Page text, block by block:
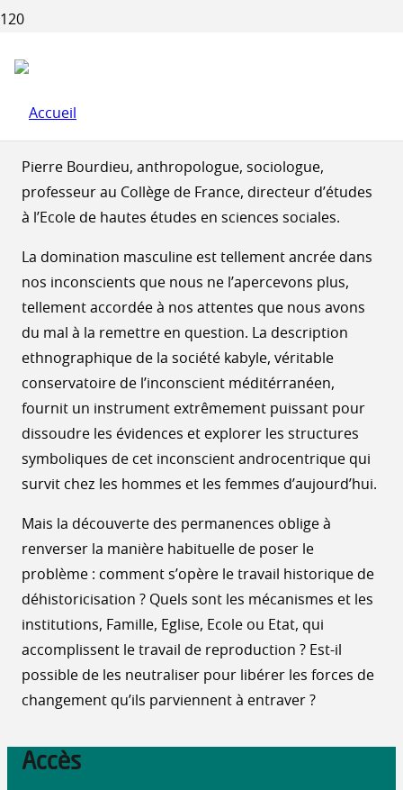
DOMINATION MASCULINE
Pierre Bourdieu, anthropologue, sociologue,
professeur au Collège de France, directeur d’études
à l’Ecole de hautes études en sciences sociales.
La domination masculine est tellement ancrée dans
nos inconscients que nous ne l’apercevons plus,
tellement accordée à nos attentes que nous avons
du mal à la remettre en question. La description
ethnographique de la société kabyle, véritable
conservatoire de l’inconscient méditérranéen,
fournit un instrument extrêmement puissant pour
dissoudre les évidences et explorer les structures
symboliques de cet inconscient androcentrique qui
survit chez les hommes et les femmes d’aujourd’hui.
Mais la découverte des permanences oblige à
renverser la manière habituelle de poser le
problème : comment s’opère le travail historique de
déhistoricisation ? Quels sont les mécanismes et les
institutions, Famille, Eglise, Ecole ou Etat, qui
accomplissent le travail de reproduction ? Est-il
possible de les neutraliser pour libérer les forces de
changement qu’ils parviennent à entraver ?
Accès